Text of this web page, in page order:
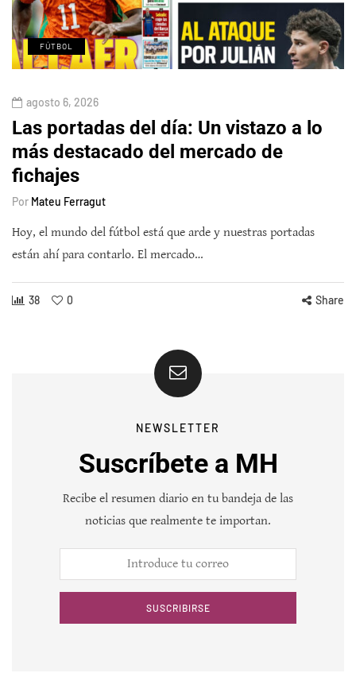
FÚTBOL
agosto 6, 2026
Las portadas del día: Un vistazo a lo
más destacado del mercado de
fichajes
Por Mateu Ferragut
Hoy, el mundo del fútbol está que arde y nuestras portadas
están ahí para contarlo. El mercado…
38 0 Share
NEWSLETTER
Suscríbete a MH
Recibe el resumen diario en tu bandeja de las
noticias que realmente te importan.
SUSCRIBIRSE